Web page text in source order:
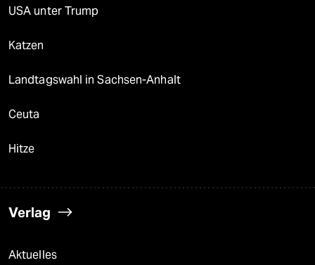
USA unter Trump
Katzen
Landtagswahl in Sachsen-Anhalt
Ceuta
Hitze
Verlag
Aktuelles